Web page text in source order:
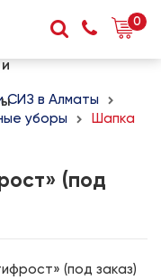
0
СИЗ в Алматы
уборы
Шапка
(под